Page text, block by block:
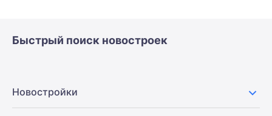
Быстрый поиск новостроек
Новостройки